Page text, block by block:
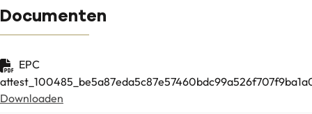
Documenten
EPC
Downloaden